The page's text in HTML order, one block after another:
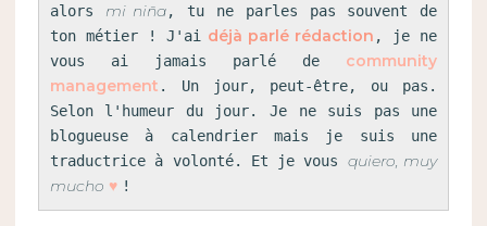
alors mi niña, tu ne parles pas souvent de
ton métier ! J'ai
déjà parlé rédaction , je ne
vous ai jamais parlé de community
management . Un jour, peut-être, ou pas.
Selon l'humeur du jour. Je ne suis pas une
blogueuse à calendrier mais je suis une
traductrice à volonté. Et je vous quiero, muy
mucho ♥ !